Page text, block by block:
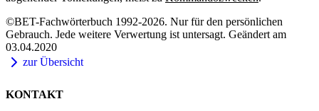
©BET-Fachwörterbuch 1992-2026. Nur für den persönlichen
Gebrauch. Jede weitere Verwertung ist untersagt. Geändert am
03.04.2020
zur Übersicht
KONTAKT